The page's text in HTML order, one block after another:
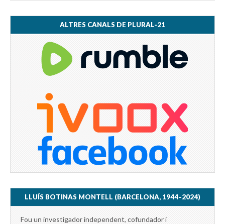
ALTRES CANALS DE PLURAL-21
LLUÍS BOTINAS MONTELL (BARCELONA, 1944–2024)
Fou un investigador independent, cofundador i